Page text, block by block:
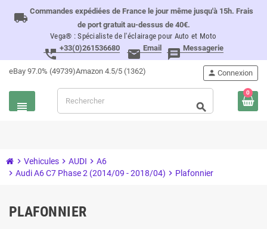
local_shipping Commandes expédiées de France le jour même jusqu'à 15h. Frais
de port gratuit au-dessus de 40€.
Vega® : Spécialiste de l'éclairage pour Auto et Moto
perm_phone_msg +33(0)261536680 email Email message Messagerie
eBay 97.0% (49739)Amazon 4.5/5 (1362)
view_headline
person Connexion
search
0
chevron_right Vehicules chevron_right AUDI chevron_right A6
chevron_right Audi A6 C7 Phase 2 (2014/09 - 2018/04) chevron_right Plafonnier
PLAFONNIER